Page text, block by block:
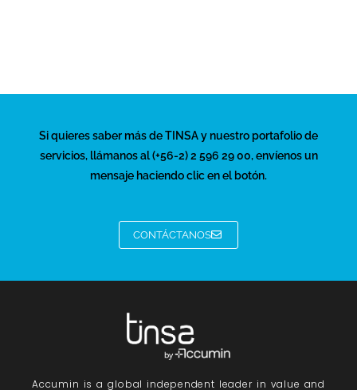
Si quieres saber más de TINSA y nuestro portafolio de
servicios, llámanos al (+56-2) 2 596 29 00, envíenos un
mensaje haciendo clic en el botón.
CONTÁCTANOS
Accumin is a global independent leader in value and